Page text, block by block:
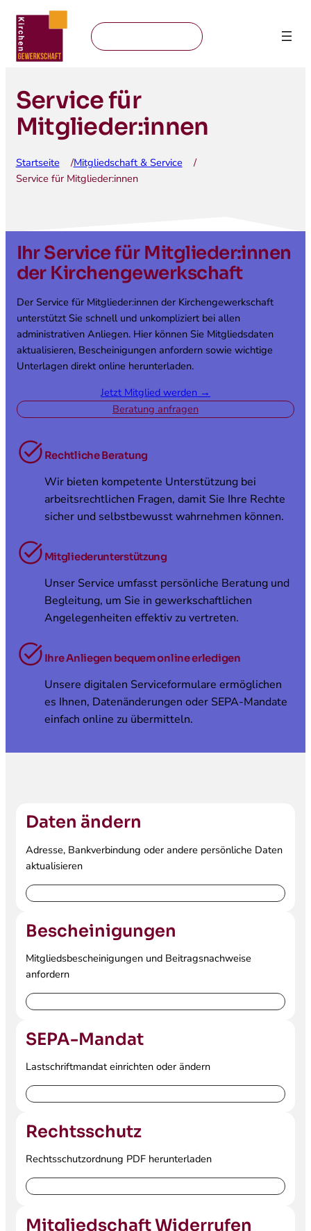
Service für
Mitglieder:innen
Startseite /Mitgliedschaft & Service
/
Service für Mitglieder:innen
Ihr Service für Mitglieder:innen
der Kirchengewerkschaft
Der Service für Mitglieder:innen der Kirchengewerkschaft
unterstützt Sie schnell und unkompliziert bei allen
administrativen Anliegen. Hier können Sie Mitgliedsdaten
aktualisieren, Bescheinigungen anfordern sowie wichtige
Unterlagen direkt online herunterladen.
Jetzt Mitglied werden →
Beratung anfragen
Rechtliche Beratung
Wir bieten kompetente Unterstützung bei
arbeitsrechtlichen Fragen, damit Sie Ihre Rechte
sicher und selbstbewusst wahrnehmen können.
Mitgliederunterstützung
Unser Service umfasst persönliche Beratung und
Begleitung, um Sie in gewerkschaftlichen
Angelegenheiten effektiv zu vertreten.
Ihre Anliegen bequem online erledigen
Unsere digitalen Serviceformulare ermöglichen
es Ihnen, Datenänderungen oder SEPA-Mandate
einfach online zu übermitteln.
Daten ändern
Adresse, Bankverbindung oder andere persönliche Daten
aktualisieren
Bescheinigungen
Mitgliedsbescheinigungen und Beitragsnachweise
anfordern
SEPA-Mandat
Lastschriftmandat einrichten oder ändern
Rechtsschutz
Rechtsschutzordnung PDF herunterladen
Mitgliedschaft Widerrufen